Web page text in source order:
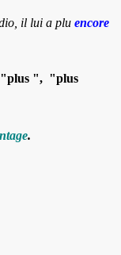
il lui a plu encore
", "plus
.